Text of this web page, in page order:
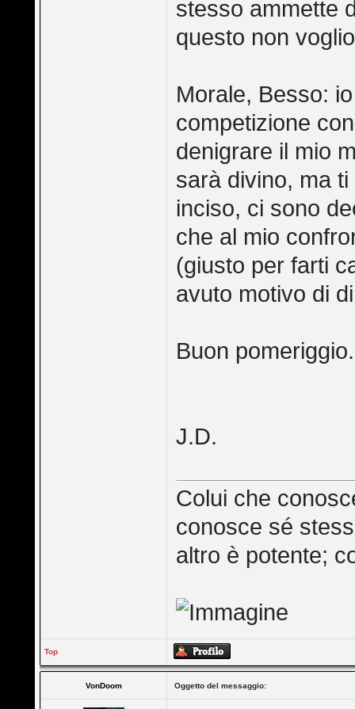
stesso ammette
questo non
Morale, Besso:
competizione
denigrare il mio
sarà divino, ma
inciso, ci sono
che al mio
(giusto per farti
avuto motivo di
Buon pomeriggio.
J.D.
Colui che
conosce sé
altro è potente;
Top
VonDoom Oggetto del messaggio: